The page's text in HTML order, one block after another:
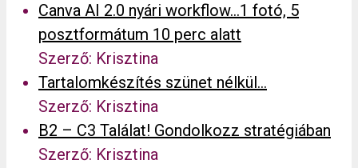
Canva AI 2.0 nyári workflow…1 fotó, 5
posztformátum 10 perc alatt
Szerző: Krisztina
Tartalomkészítés szünet nélkül…
Szerző: Krisztina
B2 – C3 Találat! Gondolkozz stratégiában
Szerző: Krisztina